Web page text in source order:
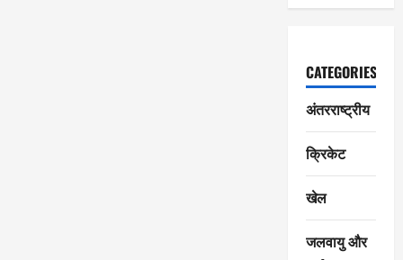
CATEGORIES
अंतरराष्ट्रीय
क्रिकेट
खेल
जलवायु और